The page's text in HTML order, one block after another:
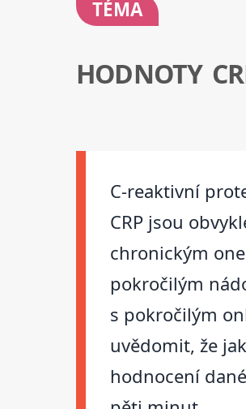
TÉMA
HODNOTY
C-reaktivní
CRP jsou
chronickým
pokročilým
s pokročilým
uvědomit, že
hodnocení